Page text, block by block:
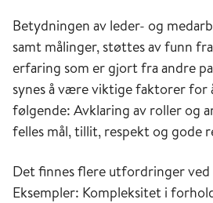
Betydningen av leder- og
samt målinger, støttes av funn
erfaring som er gjort fra andre
synes å være viktige faktorer for
følgende: Avklaring av roller og
felles mål, tillit, respekt og gode
Det finnes flere utfordringer ved
Eksempler: Kompleksitet i